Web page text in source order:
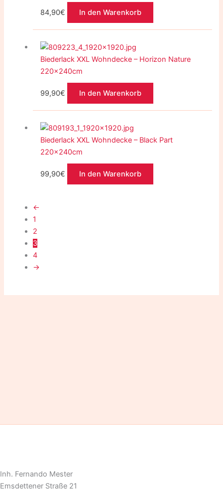
84,90€ In den Warenkorb
Biederlack XXL Wohndecke – Horizon Nature
220x240cm
99,90€ In den Warenkorb
Biederlack XXL Wohndecke – Black Part
220x240cm
99,90€ In den Warenkorb
←
1
2
3
4
→
Inh. Fernando Mester
Emsdettener Straße 21